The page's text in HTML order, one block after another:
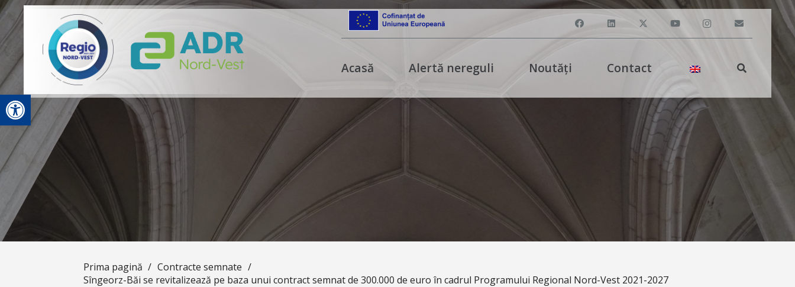
Deschide bara de unelte
Acasă Alertă nereguli Noutăți Contact
Prima pagină / Contracte semnate /
Sîngeorz-Băi se revitalizează pe baza unui contract semnat de 300.000 de euro în cadrul Programului Regional Nord-Vest 2021-2027